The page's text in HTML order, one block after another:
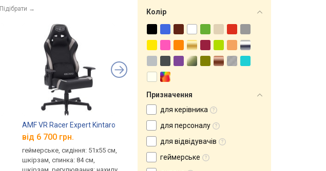
Підібрати →
AMF VR Racer Expert Kintaro
від 6 700 грн.
геймерське, сидіння: 51x55 см,
шкірзам, спинка: 84 см,
від 1 529 грн.
50x52 см, тканина, спинка:
Колір
Призначення
для керівника
для персоналу
для відвідувачів
геймерське